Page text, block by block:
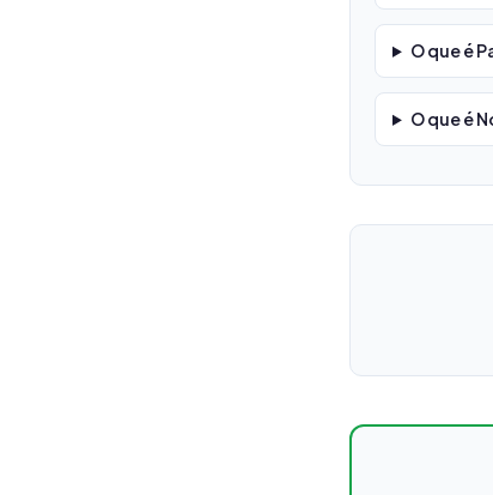
O que é
O que é